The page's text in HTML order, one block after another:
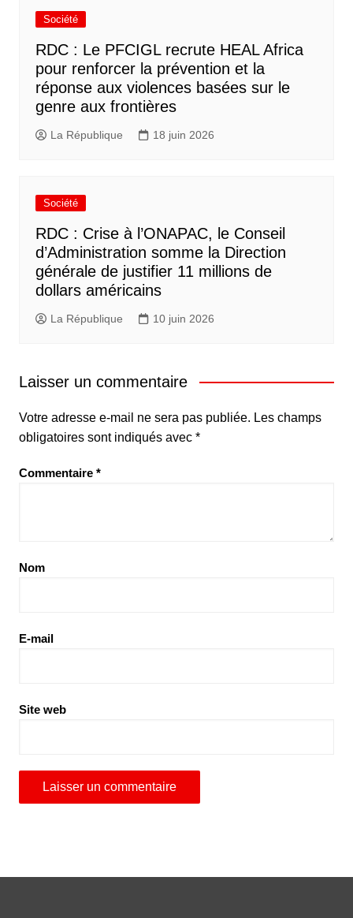
Société
RDC : Le PFCIGL recrute HEAL Africa
pour renforcer la prévention et la
réponse aux violences basées sur le
genre aux frontières
La République 18 juin 2026
Société
RDC : Crise à l’ONAPAC, le Conseil
d’Administration somme la Direction
générale de justifier 11 millions de
dollars américains
La République 10 juin 2026
Laisser un commentaire
Votre adresse e-mail ne sera pas publiée. Les champs
obligatoires sont indiqués avec *
Commentaire *
Nom
E-mail
Site web